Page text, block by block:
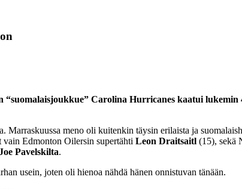
Carolina Hurricanes kaatui lukemin
meno oli kuitenkin täysin erilaista ja
vain Edmonton Oilersin supertähti Leon Draitsaitl (15), sekä
Pavelskilta.
usein, joten oli hienoa nähdä hänen onnistuvan tänään.